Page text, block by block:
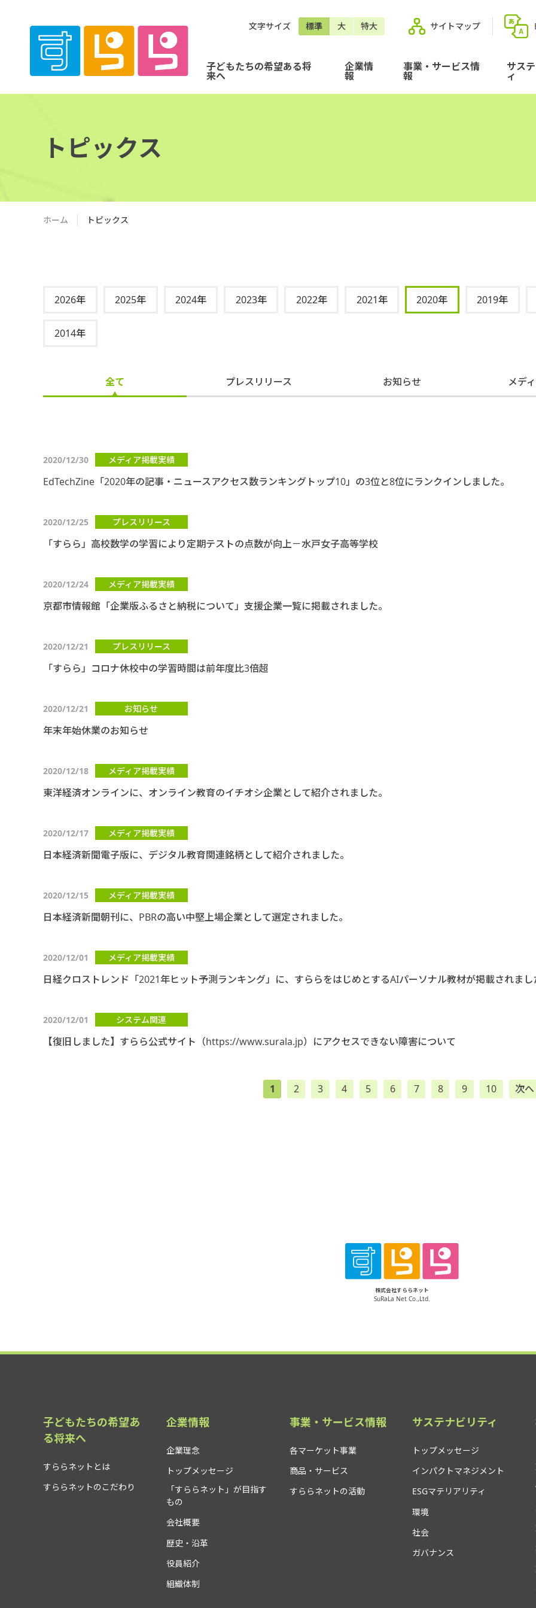
文字サイズ 標準 大 特大 サイトマップ
子どもたちの希望ある将
来へ
企業情
報
事業・サービス情
報
サス
ィ
トピックス
ホーム トピックス
2026年 2025年 2024年 2023年 2022年 2021年 2020年 2019年
2014年
全て プレスリリース お知らせ メデ
2020/12/30 メディア掲載実績
EdTechZine「2020年の記事・ニュースアクセス数ランキングトップ10」の3位と8位にランクインしました。
2020/12/25 プレスリリース
「すらら」高校数学の学習により定期テストの点数が向上－水戸女子高等学校
2020/12/24 メディア掲載実績
京都市情報館「企業版ふるさと納税について」支援企業一覧に掲載されました。
2020/12/21 プレスリリース
「すらら」コロナ休校中の学習時間は前年度比3倍超
2020/12/21 お知らせ
年末年始休業のお知らせ
2020/12/18 メディア掲載実績
東洋経済オンラインに、オンライン教育のイチオシ企業として紹介されました。
2020/12/17 メディア掲載実績
日本経済新聞電子版に、デジタル教育関連銘柄として紹介されました。
2020/12/15 メディア掲載実績
日本経済新聞朝刊に、PBRの高い中堅上場企業として選定されました。
2020/12/01 メディア掲載実績
日経クロストレンド「2021年ヒット予測ランキング」に、すららをはじめとするAIパーソナル教材が掲載されまし
2020/12/01 システム関連
【復旧しました】すらら公式サイト（https://www.surala.jp）にアクセスできない障害について
1 2 3 4 5 6 7 8 9 10 次へ
株式会社すららネット
SuRaLa Net Co.,Ltd.
子どもたちの希望あ
る将来へ
すららネットとは
すららネットのこだわり
企業情報
企業理念
トップメッセージ
「すららネット」が目指す
もの
会社概要
歴史・沿革
役員紹介
組織体制
事業・サービス情報
各マーケット事業
商品・サービス
すららネットの活動
サステナビリティ
トップメッセージ
インパクトマネジメント
ESGマテリアリティ
環境
社会
ガバナンス